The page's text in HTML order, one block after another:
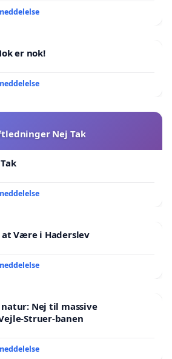
er nok!
Nej Tak
at Være i Haderslev
natur: Nej til massive
Struer-banen